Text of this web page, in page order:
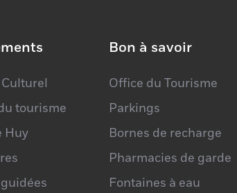
tourisme
Huy
Bon à savoir
Office du Tourisme
Parkings
Bornes de recharge
Pharmacies de garde
Fontaines à eau